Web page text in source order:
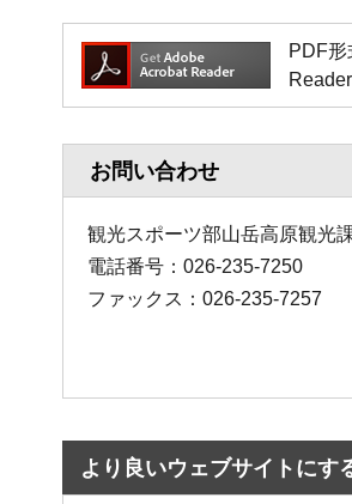
PDF
お問い合わせ
観光スポーツ部山岳高原観光
電話番号：026-235-7250
ファックス：026-235-7257
より良いウェブサイトにす